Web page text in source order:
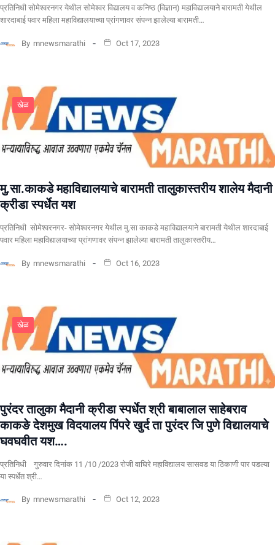
प्रतिनिधी सोमेश्वरनगर येथील सोमेश्वर विद्यालय व कनिष्ठ (विज्ञान) महाविद्यालयाने बारामती येथील
शारदाबाई पवार महिला महाविद्यालयाच्या प्रांगणावर संपन्न झालेल्या बारामती…
By mnewsmarathi Oct 17, 2023
खेळ
मु.सा.काकडे महाविद्यालयाचे बारामती तालुकास्तरीय शालेय मैदानी
क्रीडा स्पर्धेत यश
प्रतिनिधी सोमेश्वरनगर- सोमेश्वरनगर येथील मु.सा काकडे महाविद्यालयाने बारामती येथील शारदाबाई
पवार महिला महाविद्यालयाच्या प्रांगणावर संपन्न झालेल्या बारामती तालुकास्तरीय…
By mnewsmarathi Oct 16, 2023
खेळ
पुरंदर तालुका मैदानी क्रीडा स्पर्धेत श्री बाबालाल साहेबराव
काकङे देशमुख विदयालय पिंपरे खुर्द ता पुरंदर जि पुणे विद्यालयाचे
घवघवीत यश….
प्रतिनिधी गुरुवार दिनांक 11 /10 /2023 रोजी वाघिरे महाविद्यालय सासवड या ठिकाणी पार पडल्या
या स्पर्धेत श्री…
By mnewsmarathi Oct 12, 2023